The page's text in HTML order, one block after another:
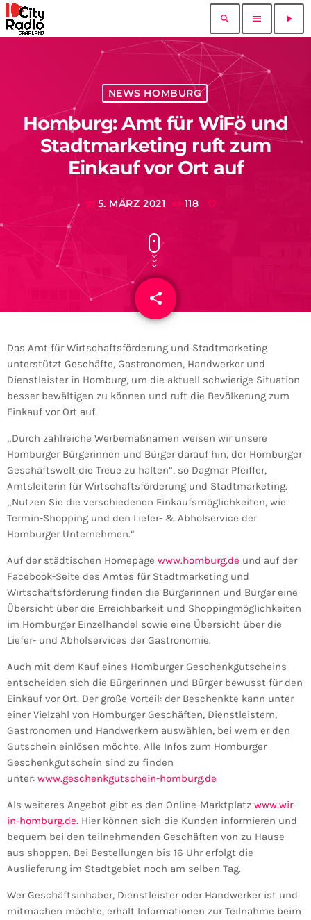
search menu play_arrow
NEWS HOMBURG
Homburg: Amt für WiFö und
Stadtmarketing ruft zum
Einkauf vor Ort auf
today 5. MÄRZ 2021 118
share
email
Das Amt für Wirtschaftsförderung und Stadtmarketing
unterstützt Geschäfte, Gastronomen, Handwerker und
Dienstleister in Homburg, um die aktuell schwierige Situation
besser bewältigen zu können und ruft die Bevölkerung zum
Einkauf vor Ort auf.
„Durch zahlreiche Werbemaßnamen weisen wir unsere
Homburger Bürgerinnen und Bürger darauf hin, der Homburger
Geschäftswelt die Treue zu halten“, so Dagmar Pfeiffer,
Amtsleiterin für Wirtschaftsförderung und Stadtmarketing.
„Nutzen Sie die verschiedenen Einkaufsmöglichkeiten, wie
Termin-Shopping und den Liefer- & Abholservice der
Homburger Unternehmen.“
Auf der städtischen Homepage www.homburg.de und auf der
Facebook-Seite des Amtes für Stadtmarketing und
Wirtschaftsförderung finden die Bürgerinnen und Bürger eine
Übersicht über die Erreichbarkeit und Shoppingmöglichkeiten
im Homburger Einzelhandel sowie eine Übersicht über die
Liefer- und Abholservices der Gastronomie.
Auch mit dem Kauf eines Homburger Geschenkgutscheins
entscheiden sich die Bürgerinnen und Bürger bewusst für den
Einkauf vor Ort. Der große Vorteil: der Beschenkte kann unter
einer Vielzahl von Homburger Geschäften, Dienstleistern,
Gastronomen und Handwerkern auswählen, bei wem er den
Gutschein einlösen möchte. Alle Infos zum Homburger
Geschenkgutschein sind zu finden
unter: www.geschenkgutschein-homburg.de
Als weiteres Angebot gibt es den Online-Marktplatz www.wir-
in-homburg.de. Hier können sich die Kunden informieren und
bequem bei den teilnehmenden Geschäften von zu Hause
aus shoppen. Bei Bestellungen bis 16 Uhr erfolgt die
Auslieferung im Stadtgebiet noch am selben Tag.
Wer Geschäftsinhaber, Dienstleister oder Handwerker ist und
mitmachen möchte, erhält Informationen zur Teilnahme beim